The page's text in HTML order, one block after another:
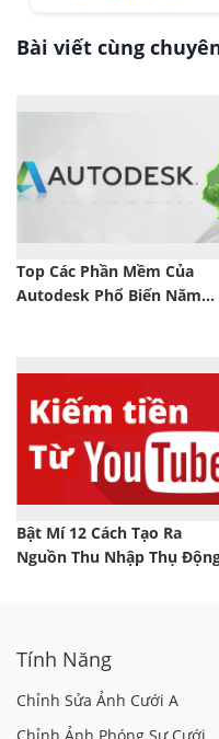
Bài viết cùng
Top Các Phần Mềm Của
Autodesk Phổ Biến Năm
Bật Mí 12 Cách Tạo Ra
Nguồn Thu Nhập Thụ
Tính Năng
Chỉnh Sửa Ảnh Cưới A